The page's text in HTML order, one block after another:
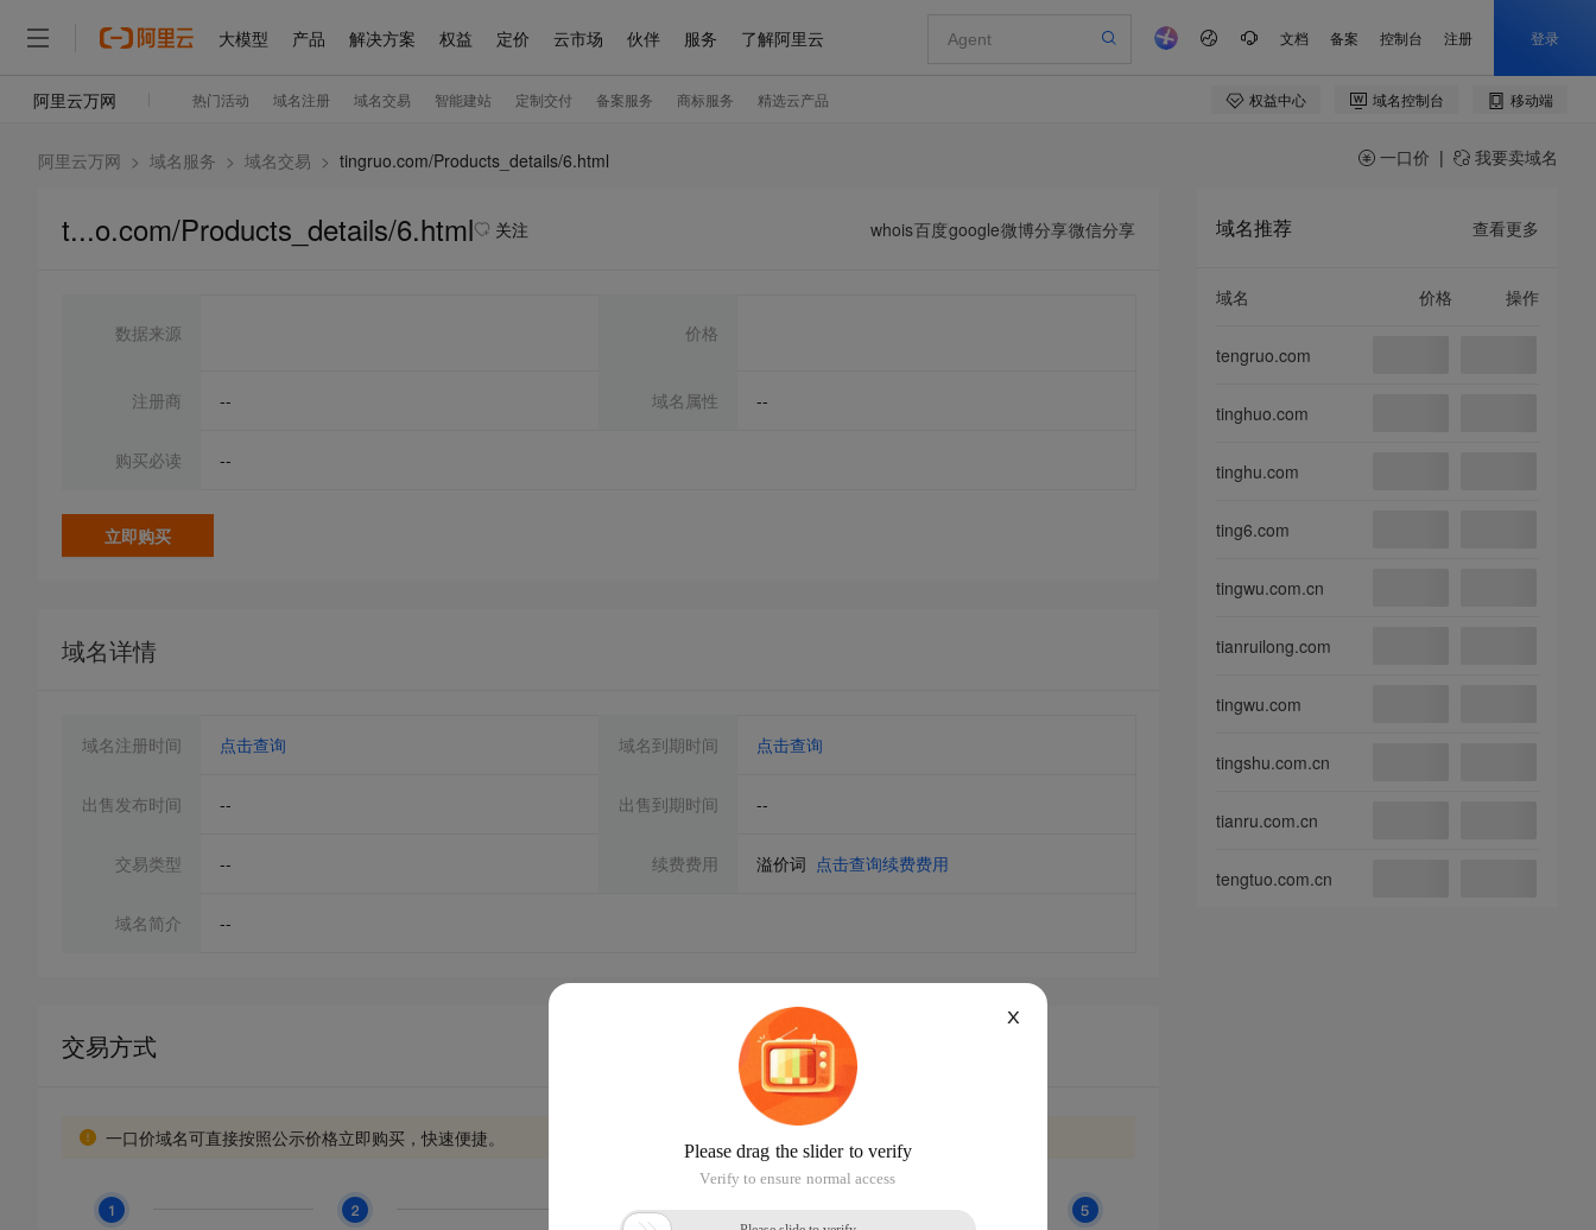
阿里云万网 > 域名服务 > 域名交易 > tingruo.com/Products_details/6.html 一口价 | 我要卖域名
t...o.com/Products_details/6.html 关注 whois百度google微博分享微信分享
数据来源 价格
注册商 -- 域名属性 --
购买必读 --
立即购买
域名详情
域名注册时间 点击查询 域名到期时间 点击查询
出售发布时间 -- 出售到期时间 --
交易类型 -- 续费费用 溢价词 点击查询续费费用
域名简介 --
交易方式
一口价域名可直接按照公示价格立即购买，快速便捷。
域名推荐 查看更多
域名 价格 操作
tengruo.com
tinghuo.com
tinghu.com
ting6.com
tingwu.com.cn
tianruilong.com
tingwu.com
tingshu.com.cn
tianru.com.cn
tengtuo.com.cn
X